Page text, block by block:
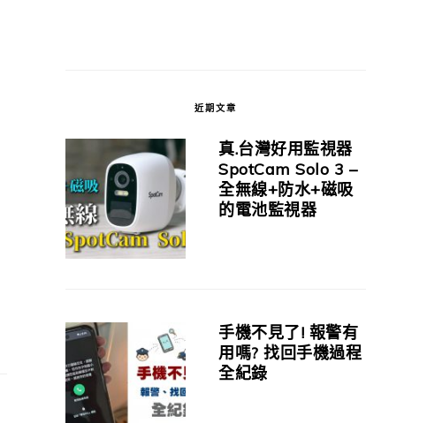
近期文章
真.台灣好用監視器
SpotCam Solo 3 –
全無線+防水+磁吸
的電池監視器
手機不見了! 報警有
用嗎? 找回手機過程
全紀錄